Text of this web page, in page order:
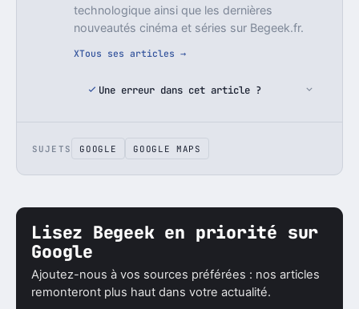
technologique ainsi que les dernières
nouveautés cinéma et séries sur Begeek.fr.
XTous ses articles →
Une erreur dans cet article ?
SUJETS GOOGLE GOOGLE MAPS
Lisez Begeek en priorité sur
Google
Ajoutez-nous à vos sources préférées : nos articles
remonteront plus haut dans votre actualité.